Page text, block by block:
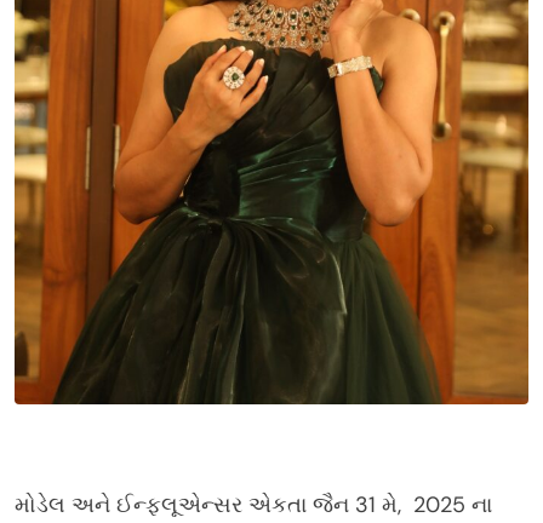
મોડેલ અને ઈન્ફ્લૂએન્સર એકતા જૈન 31 મે, 2025 ના